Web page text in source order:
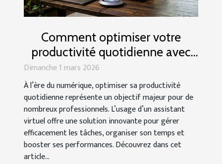
Comment optimiser votre
productivité quotidienne avec
un assistant virtuel ?
Dimanche 1 mars 2026
À l’ère du numérique, optimiser sa productivité
quotidienne représente un objectif majeur pour de
nombreux professionnels. L’usage d’un assistant
virtuel offre une solution innovante pour gérer
efficacement les tâches, organiser son temps et
booster ses performances. Découvrez dans cet
article...